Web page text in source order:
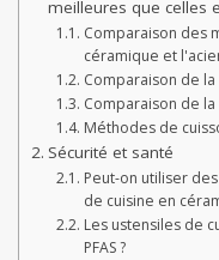
meilleures que celles
Comparaison des
céramique et
Comparaison de
Comparaison de
Méthodes de
Sécurité et santé
Peut-on utiliser
de cuisine en
Les ustensiles de
PFAS ?